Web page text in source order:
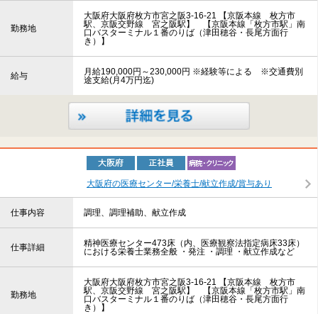
勤務地
大阪府大阪府枚方市宮之阪3-16-21 【京阪本線 枚方市
駅、京阪交野線 宮之阪駅】 【京阪本線「枚方市駅」南
口バスターミナル１番のりば（津田穂谷・長尾方面行
き）】
給与
月給190,000円～230,000円 ※経験等による ※交通費別
途支給(月4万円迄)
大阪府の医療センター/栄養士/献立作成/賞与あり
仕事内容 調理、調理補助、献立作成
仕事詳細
精神医療センター473床（内、医療観察法指定病床33床）
における栄養士業務全般 ・発注 ・調理 ・献立作成など
勤務地
大阪府大阪府枚方市宮之阪3-16-21 【京阪本線 枚方市
駅、京阪交野線 宮之阪駅】 【京阪本線「枚方市駅」南
口バスターミナル１番のりば（津田穂谷・長尾方面行
き）】